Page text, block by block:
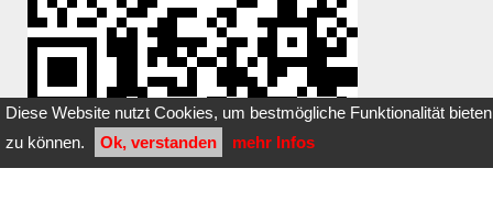
Diese Website nutzt Cookies, um bestmögliche Funktionalität bieten
zu können.
Ok, verstanden mehr Infos